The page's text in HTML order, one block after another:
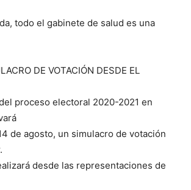
todo el gabinete de salud es una
DE VOTACIÓN DESDE EL
proceso electoral 2020-2021 en
de agosto, un simulacro de votación
desde las representaciones de